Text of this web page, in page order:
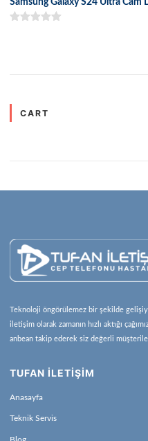
Samsung Galaxy S24 Ultra Cam
CART
Teknoloji öngörülemez bir şekilde
iletişim olarak zamanın hızlı aktığı
anbean takip ederek siz değerli
TUFAN İLETİŞİM
Anasayfa
Teknik Servis